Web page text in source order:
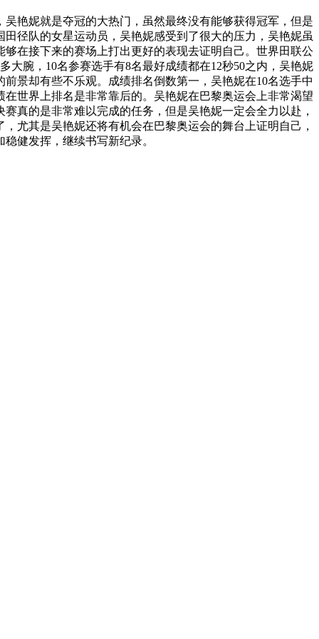
艳妮就是夺冠的大热门，虽然最终没有能够获得冠军，但是
径队的女星运动员，吴艳妮感受到了很大的压力，吴艳妮虽
在接下来的赛场上打出更好的表现去证明自己。世界田联公
大腕，10名参赛选手有8名最好成绩都在12秒50之内，吴艳妮
景却有些不乐观。成绩排名倒数第一，吴艳妮在10名选手中
世界上排名是非常靠后的。吴艳妮在巴黎奥运会上非常渴望
真的是非常难以完成的任务，但是吴艳妮一定会全力以赴，
尤其是吴艳妮还将有机会在巴黎奥运会的舞台上证明自己，
健发挥，继续书写新纪录。